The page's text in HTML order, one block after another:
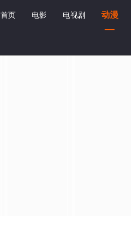
首页 电影 电视剧 动漫